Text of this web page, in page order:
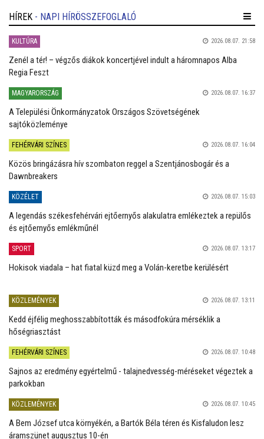
HÍREK - NAPI HÍRÖSSZEFOGLALÓ
KULTÚRA 2026.08.07. 21:58
Zenél a tér! – végzős diákok koncertjével indult a háromnapos Alba
Regia Feszt
MAGYARORSZÁG 2026.08.07. 16:37
A Települési Önkormányzatok Országos Szövetségének
sajtóközleménye
FEHÉRVÁRI SZÍNES 2026.08.07. 16:04
Közös bringázásra hív szombaton reggel a Szentjánosbogár és a
Dawnbreakers
KÖZÉLET 2026.08.07. 15:03
A legendás székesfehérvári ejtőernyős alakulatra emlékeztek a repülős
és ejtőernyős emlékműnél
SPORT 2026.08.07. 13:17
Hokisok viadala – hat fiatal küzd meg a Volán-keretbe kerülésért
KÖZLEMÉNYEK 2026.08.07. 13:11
Kedd éjfélig meghosszabbították és másodfokúra mérséklik a
hőségriasztást
FEHÉRVÁRI SZÍNES 2026.08.07. 10:48
Sajnos az eredmény egyértelmű - talajnedvesség-méréseket végeztek a
parkokban
KÖZLEMÉNYEK 2026.08.07. 10:45
A Bem József utca környékén, a Bartók Béla téren és Kisfaludon lesz
áramszünet augusztus 10-én